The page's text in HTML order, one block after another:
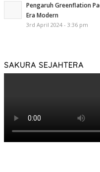
Pengaruh Greenflation
Era Modern
3rd April 2024 - 3:36 pm
SAKURA SEJAHTERA